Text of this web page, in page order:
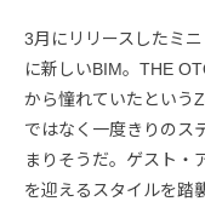
3月にリリースしたミ
に新しいBIM。THE
から憧れていたという
ではなく一度きりのス
まりそうだ。ゲスト・
を迎えるスタイルを踏